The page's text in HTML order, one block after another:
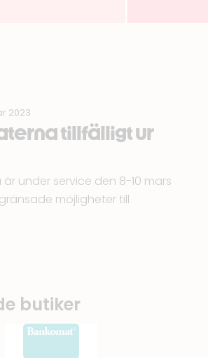
2023
tillfälligt ur
under service den 8-10 mars
möjligheter till
butiker